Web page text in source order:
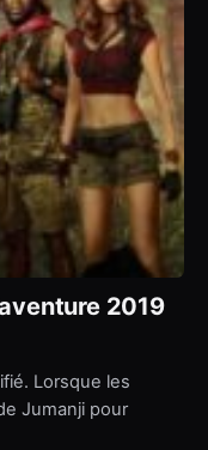
2019
Lorsque les
Jumanji pour